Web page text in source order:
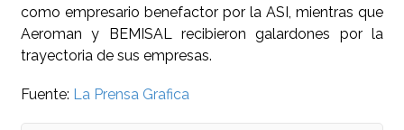
como empresario benefactor por la ASI, mientras que
Aeroman y BEMISAL recibieron galardones por la
trayectoria de sus empresas.
Fuente: La Prensa Grafica